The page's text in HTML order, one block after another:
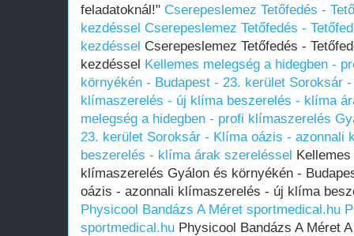
feladatoknál!" Cserepeslemez Tetőfedés -
kezdéssel Cserepeslemez Tetőfedés -
kezdéssel Cserepeslemez Tetőfedés -
kezdéssel Kellemes melegség a hidegben -
környékén - Budapest - 23. kerület Soroksár
klímaszerelés - új klíma beszerelés - klíma
melegség a hidegben - profi klímaszerelés
23. kerület Soroksár - Klíma oázis - azonnali
beszerelés - klíma árak szereléssel
klímaszerelés Gyálon és környékén -
oázis - azonnali klímaszerelés - új klíma
Physicool Bandázs A Méret sportmedical.hu
sportmedical.hu Physicool Bandázs A Méret